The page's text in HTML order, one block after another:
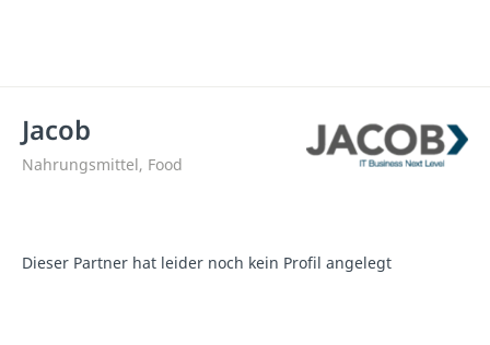
Jacob
Nahrungsmittel, Food
Dieser Partner hat leider noch kein Profil angelegt